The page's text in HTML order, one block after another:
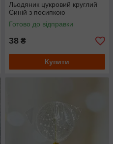
Льодяник цукровий круглий
Синій з посипкою
Готово до відправки
38 ₴
Купити